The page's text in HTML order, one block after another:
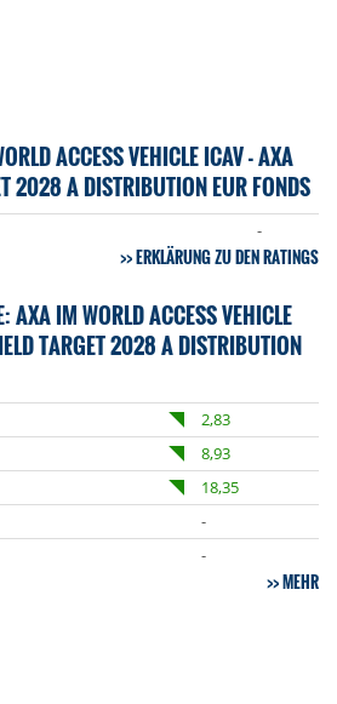
ACCESS VEHICLE ICAV - AXA
2028 A DISTRIBUTION EUR FONDS
-
ERKLÄRUNG ZU DEN RATINGS
AXA IM WORLD ACCESS VEHICLE
TARGET 2028 A DISTRIBUTION
2,83
8,93
18,35
-
-
MEHR